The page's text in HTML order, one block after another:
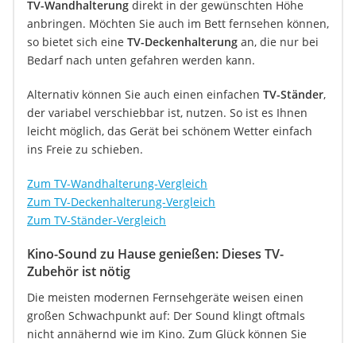
TV-Wandhalterung direkt in der gewünschten Höhe
anbringen. Möchten Sie auch im Bett fernsehen können,
so bietet sich eine TV-Deckenhalterung an, die nur bei
Bedarf nach unten gefahren werden kann.
Alternativ können Sie auch einen einfachen TV-Ständer,
der variabel verschiebbar ist, nutzen. So ist es Ihnen
leicht möglich, das Gerät bei schönem Wetter einfach
ins Freie zu schieben.
Zum TV-Wandhalterung-Vergleich
Zum TV-Deckenhalterung-Vergleich
Zum TV-Ständer-Vergleich
Kino-Sound zu Hause genießen: Dieses TV-
Zubehör ist nötig
Die meisten modernen Fernsehgeräte weisen einen
großen Schwachpunkt auf: Der Sound klingt oftmals
nicht annähernd wie im Kino. Zum Glück können Sie